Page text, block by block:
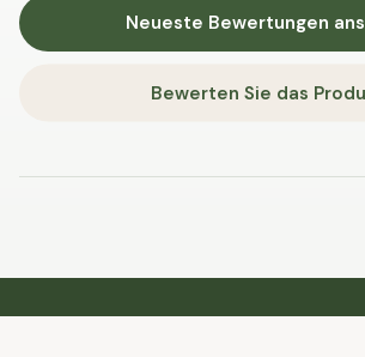
Neueste Bewertungen
Bewerten Sie das